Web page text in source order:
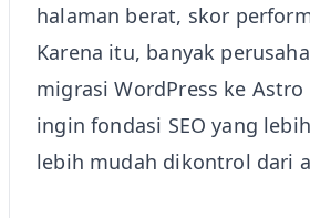
halaman berat, skor
Karena itu, banyak
migrasi WordPress ke
ingin fondasi SEO yang
lebih mudah dikontrol dari